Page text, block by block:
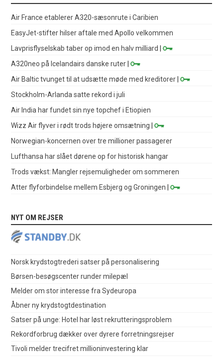
Air France etablerer A320-sæsonrute i Caribien
EasyJet-stifter hilser aftale med Apollo velkommen
Lavprisflyselskab taber op imod en halv milliard
|
A320neo på Icelandairs danske ruter |
Air Baltic tvunget til at udsætte møde med kreditorer |
Stockholm-Arlanda satte rekord i juli
Air India har fundet sin nye topchef i Etiopien
Wizz Air flyver i rødt trods højere omsætning |
Norwegian-koncernen over tre millioner passagerer
Lufthansa har slået dørene op for historisk hangar
Trods vækst: Mangler rejsemuligheder om sommeren
Atter flyforbindelse mellem Esbjerg og Groningen |
NYT OM REJSER
Norsk krydstogtrederi satser på personalisering
Børsen-besøgscenter runder milepæl
Melder om stor interesse fra Sydeuropa
Åbner ny krydstogtdestination
Satser på unge: Hotel har løst rekrutteringsproblem
Rekordforbrug dækker over dyrere forretningsrejser
Tivoli melder trecifret millioninvestering klar